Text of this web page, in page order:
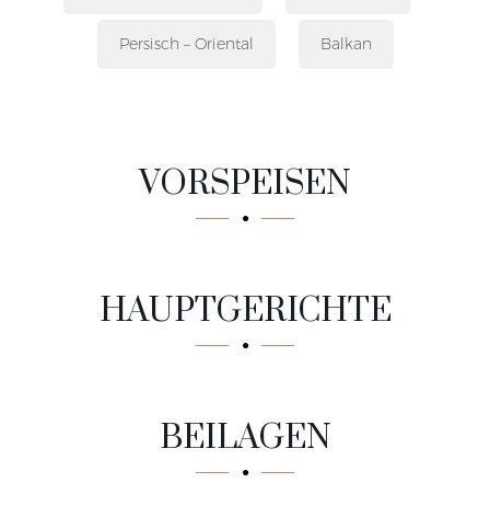
Persisch – Oriental Balkan
VORSPEISEN
HAUPTGERICHTE
BEILAGEN